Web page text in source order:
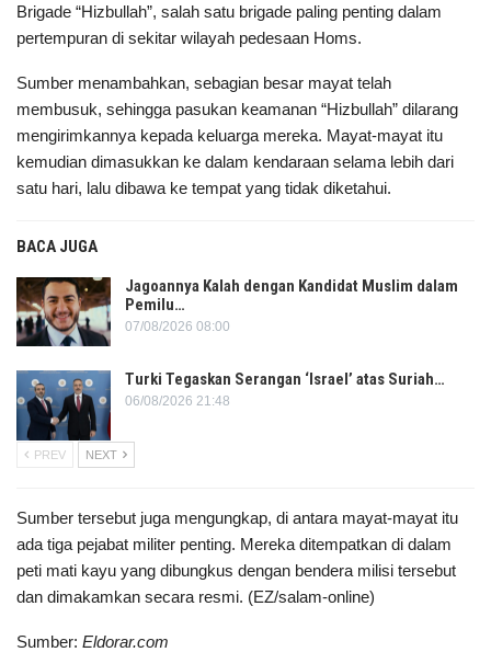
Brigade “Hizbullah”, salah satu brigade paling penting dalam
pertempuran di sekitar wilayah pedesaan Homs.
Sumber menambahkan, sebagian besar mayat telah
membusuk, sehingga pasukan keamanan “Hizbullah” dilarang
mengirimkannya kepada keluarga mereka. Mayat-mayat itu
kemudian dimasukkan ke dalam kendaraan selama lebih dari
satu hari, lalu dibawa ke tempat yang tidak diketahui.
BACA JUGA
Jagoannya Kalah dengan Kandidat Muslim dalam
Pemilu…
07/08/2026 08:00
Turki Tegaskan Serangan ‘Israel’ atas Suriah…
06/08/2026 21:48
PREV NEXT
Sumber tersebut juga mengungkap, di antara mayat-mayat itu
ada tiga pejabat militer penting. Mereka ditempatkan di dalam
peti mati kayu yang dibungkus dengan bendera milisi tersebut
dan dimakamkan secara resmi. (EZ/salam-online)
Sumber: Eldorar.com